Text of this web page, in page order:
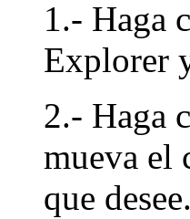
1.- Haga
Explorer
2.- Haga
mueva el
que